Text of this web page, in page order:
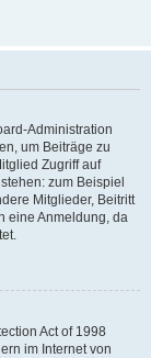
Administration
um Beiträge zu
Zugriff auf
zum Beispiel
Mitglieder, Beitritt
eine Anmeldung, da
Act of 1998
im Internet von